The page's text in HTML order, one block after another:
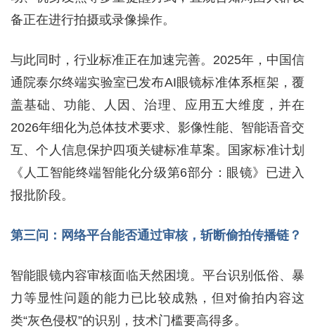
备正在进行拍摄或录像操作。
与此同时，行业标准正在加速完善。2025年，中国信
通院泰尔终端实验室已发布AI眼镜标准体系框架，覆
盖基础、功能、人因、治理、应用五大维度，并在
2026年细化为总体技术要求、影像性能、智能语音交
互、个人信息保护四项关键标准草案。国家标准计划
《人工智能终端智能化分级第6部分：眼镜》已进入
报批阶段。
第三问：网络平台能否通过审核，斩断偷拍传播链？
智能眼镜内容审核面临天然困境。平台识别低俗、暴
力等显性问题的能力已比较成熟，但对偷拍内容这
类“灰色侵权”的识别，技术门槛要高得多。